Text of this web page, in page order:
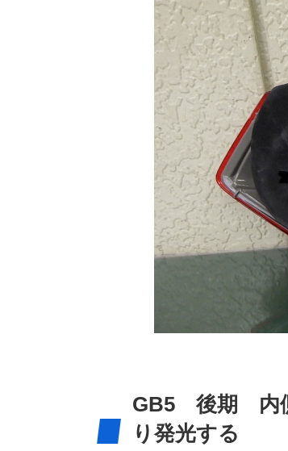
GB5 後期 内
り発光する